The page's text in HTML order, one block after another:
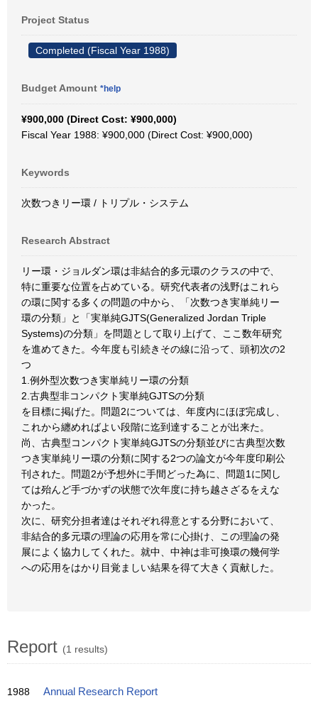
Project Status
Completed (Fiscal Year 1988)
Budget Amount *help
¥900,000 (Direct Cost: ¥900,000)
Fiscal Year 1988: ¥900,000 (Direct Cost: ¥900,000)
Keywords
次数つきリー環 / トリプル・システム
Research Abstract
リー環・ジョルダン環は非結合的多元環のクラスの中で、
特に重要な位置を占めている。研究代表者の浅野はこれら
の環に関する多くの問題の中から、「次数つき実単純リー
環の分類」と「実単純GJTS(Generalized Jordan Triple
Systems)の分類」を問題として取り上げて、ここ数年研究
を進めてきた。今年度も引続きその線に沿って、頭初次の2
つ
1.例外型次数つき実単純リー環の分類
2.古典型非コンパクト実単純GJTSの分類
を目標に掲げた。問題2については、年度内にほぼ完成し、
これから纏めればよい段階に迄到達することが出来た。
尚、古典型コンパクト実単純GJTSの分類並びに古典型次数
つき実単純リー環の分類に関する2つの論文が今年度印刷公
刊された。問題2が予想外に手間どった為に、問題1に関し
ては殆んど手づかずの状態で次年度に持ち越さざるをえな
かった。
次に、研究分担者達はそれぞれ得意とする分野において、
非結合的多元環の理論の応用を常に心掛け、この理論の発
展によく協力してくれた。就中、中神は非可換環の幾何学
への応用をはかり目覚ましい結果を得て大きく貢献した。
Report (1 results)
1988 Annual Research Report